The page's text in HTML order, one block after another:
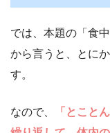
では、本題の「食
から言うと、とにか
す。
なので、
「とこと